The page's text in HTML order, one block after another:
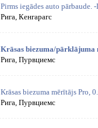
Pirms iegādes auto pārbaude.
Рига, Кенгарагс
Krāsas biezuma/pārklājuma
Рига, Пурвциемс
Krāsas biezuma mērītājs Pro,
Рига, Пурвциемс